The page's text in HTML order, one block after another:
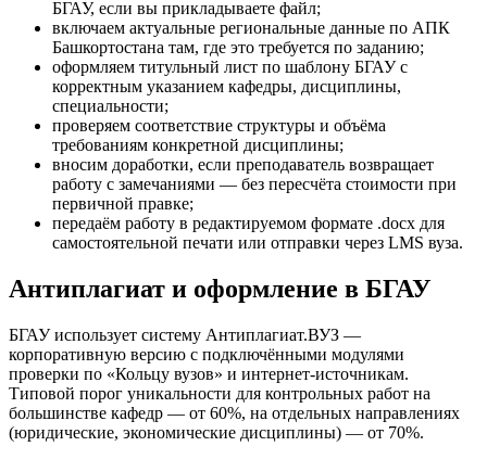
БГАУ, если вы прикладываете файл;
включаем актуальные региональные данные по АПК
Башкортостана там, где это требуется по заданию;
оформляем титульный лист по шаблону БГАУ с
корректным указанием кафедры, дисциплины,
специальности;
проверяем соответствие структуры и объёма
требованиям конкретной дисциплины;
вносим доработки, если преподаватель возвращает
работу с замечаниями — без пересчёта стоимости при
первичной правке;
передаём работу в редактируемом формате .docx для
самостоятельной печати или отправки через LMS вуза.
Антиплагиат и оформление в БГАУ
БГАУ использует систему Антиплагиат.ВУЗ —
корпоративную версию с подключёнными модулями
проверки по «Кольцу вузов» и интернет-источникам.
Типовой порог уникальности для контрольных работ на
большинстве кафедр — от 60%, на отдельных направлениях
(юридические, экономические дисциплины) — от 70%.